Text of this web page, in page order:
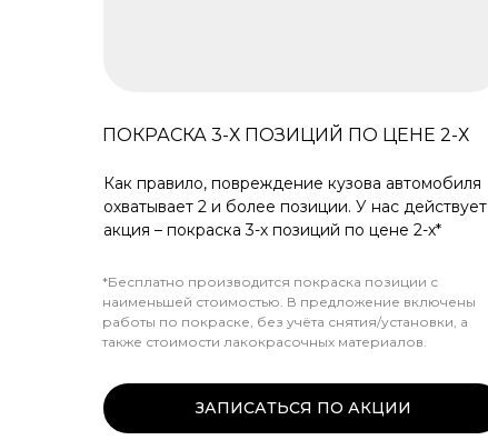
ПОКРАСКА 3-Х ПОЗИЦИЙ ПО ЦЕНЕ 2-Х
*Бесплатно производится покраска позиции с
наименьшей стоимостью. В предложение включены
работы по покраске, без учёта снятия/установки, а
также стоимости лакокрасочных материалов.
Как правило, повреждение кузова автомобиля
охватывает 2 и более позиции. У нас действует
акция – покраска 3-х позиций по цене 2-х*
ЗАПИСАТЬСЯ ПО АКЦИИ